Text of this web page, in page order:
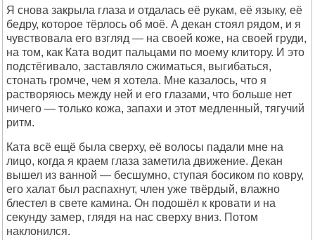
Я снова закрыла глаза и отдалась её рукам, её языку, её
бедру, которое тёрлось об моё. А декан стоял рядом, и я
чувствовала его взгляд — на своей коже, на своей груди,
на том, как Ката водит пальцами по моему клитору. И это
подстёгивало, заставляло сжиматься, выгибаться,
стонать громче, чем я хотела. Мне казалось, что я
растворяюсь между ней и его глазами, что больше нет
ничего — только кожа, запахи и этот медленный, тягучий
ритм.
Ката всё ещё была сверху, её волосы падали мне на
лицо, когда я краем глаза заметила движение. Декан
вышел из ванной — бесшумно, ступая босиком по ковру,
его халат был распахнут, член уже твёрдый, влажно
блестел в свете камина. Он подошёл к кровати и на
секунду замер, глядя на нас сверху вниз. Потом
наклонился.